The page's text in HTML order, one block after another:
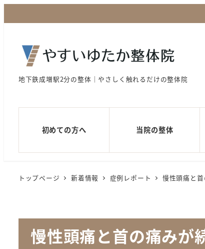
イ
地下鉄成増駅2分の整体｜やさしく触れるだけの整体院
初めての方へ 当院の整体
トップページ 新着情報 症例レポート 慢性頭痛と
慢性頭痛と首の痛み